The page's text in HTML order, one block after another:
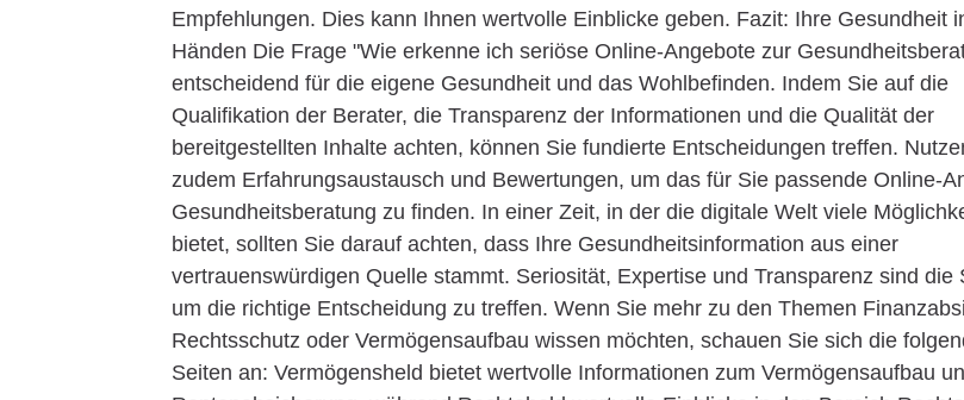
Empfehlungen. Dies kann Ihnen wertvolle Einblicke geben. Fazit: Ihre Gesundheit
Händen Die Frage "Wie erkenne ich seriöse Online-Angebote zur
entscheidend für die eigene Gesundheit und das Wohlbefinden. Indem Sie auf die
Qualifikation der Berater, die Transparenz der Informationen und die Qualität der
bereitgestellten Inhalte achten, können Sie fundierte Entscheidungen treffen.
zudem Erfahrungsaustausch und Bewertungen, um das für Sie passende Online-
Gesundheitsberatung zu finden. In einer Zeit, in der die digitale Welt viele
bietet, sollten Sie darauf achten, dass Ihre Gesundheitsinformation aus einer
vertrauenswürdigen Quelle stammt. Seriosität, Expertise und Transparenz sind die
um die richtige Entscheidung zu treffen. Wenn Sie mehr zu den Themen
Rechtsschutz oder Vermögensaufbau wissen möchten, schauen Sie sich die
Seiten an: Vermögensheld bietet wertvolle Informationen zum Vermögensaufbau